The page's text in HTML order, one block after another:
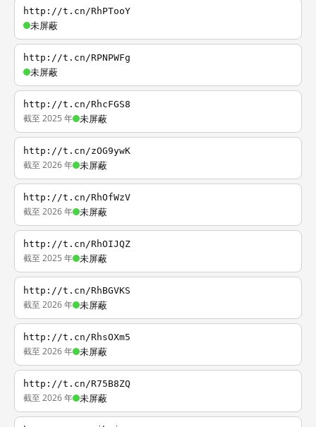
http://t.cn/RhPTooY
未屏蔽
http://t.cn/RPNPWFg
未屏蔽
http://t.cn/RhcFGS8
截至 2025 年 未屏蔽
http://t.cn/zOG9ywK
截至 2026 年 未屏蔽
http://t.cn/RhOfWzV
截至 2026 年 未屏蔽
http://t.cn/RhOIJQZ
截至 2025 年 未屏蔽
http://t.cn/RhBGVKS
截至 2026 年 未屏蔽
http://t.cn/RhsOXm5
截至 2026 年 未屏蔽
http://t.cn/R75B8ZQ
截至 2026 年 未屏蔽